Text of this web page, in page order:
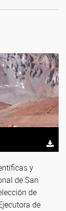
y
de San
de
de